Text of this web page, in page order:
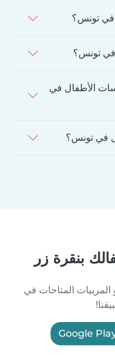
في تونس؟
في تونس؟
الأطفال في
في تونس؟
بنقرة زر
المتاحات في